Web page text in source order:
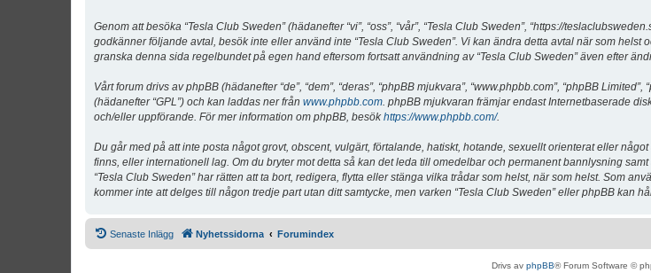
Genom att besöka “Tesla Club Sweden” (hädanefter “vi”, “oss”, “vår”, “Tesla Club Sweden”, “https://
godkänner följande avtal, besök inte eller använd inte “Tesla Club Sweden”. Vi kan ändra detta avtal när som
granska denna sida regelbundet på egen hand eftersom fortsatt användning av “Tesla Club Sweden” även efter
Vårt forum drivs av phpBB (hädanefter “de”, “dem”, “deras”, “phpBB mjukvara”, “www.phpbb.com”, “phpBB
(hädanefter “GPL”) och kan laddas ner från www.phpbb.com. phpBB mjukvaran främjar endast Internetbaserade
och/eller uppförande. För mer information om phpBB, besökhttps://www.phpbb.com/.
Du går med på att inte posta något grovt, obscent, vulgärt, förtalande, hatiskt, hotande, sexuellt orienterat eller
finns, eller internationell lag. Om du bryter mot detta så kan det leda till omedelbar och permanent bannlysning
“Tesla Club Sweden” har rätten att ta bort, redigera, flytta eller stänga vilka trådar som helst, när som helst. Som
kommer inte att delges till någon tredje part utan ditt samtycke, men varken “Tesla Club Sweden” eller phpBB kan
Senaste Inlägg Nyhetssidorna Forumindex
Drivs av phpBB® Forum Software ©